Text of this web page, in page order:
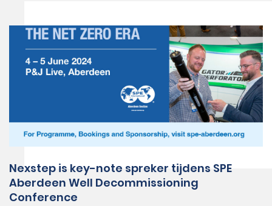
Nexstep is key-note spreker tijdens SPE
Aberdeen Well Decommissioning
Conference